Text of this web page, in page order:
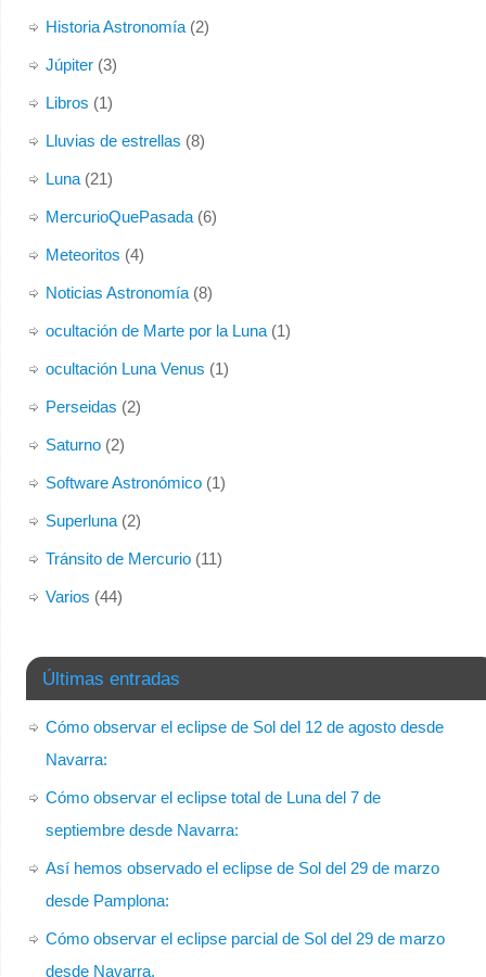
Historia Astronomía(2)
Júpiter(3)
Libros (1)
Lluvias de estrellas (8)
Luna(21)
MercurioQuePasada(6)
Meteoritos (4)
Noticias Astronomía(8)
ocultación de Marte por la Luna(1)
ocultación Luna Venus (1)
Perseidas (2)
Saturno(2)
Software Astronómico(1)
Superluna(2)
Tránsito de Mercurio(11)
Varios (44)
Últimas entradas
Cómo observar el eclipse de Sol del 12 de agosto desde
Navarra:
Cómo observar el eclipse total de Luna del 7 de
septiembre desde Navarra:
Así hemos observado el eclipse de Sol del 29 de marzo
desde Pamplona:
Cómo observar el eclipse parcial de Sol del 29 de marzo
desde Navarra.